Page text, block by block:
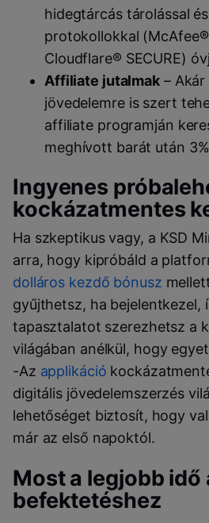
hidegtárcás tárolással
protokollokkal (McAfee®
Cloudflare® SECURE)
Affiliate jutalmak– Akár
jövedelemre is szert
affiliate programján
meghívott barát után
Ingyenes
kockázatmentes
Ha szkeptikus vagy, a KSD
arra, hogy kipróbáld a
dolláros kezdő bónusz
gyűjthetsz, ha bejelentkezel,
tapasztalatot szerezhetsz a
világában anélkül, hogy
-Az applikáció
digitális jövedelemszerzés
lehetőséget biztosít, hogy
már az első napoktól.
Most a legjobb idő
befektetéshez